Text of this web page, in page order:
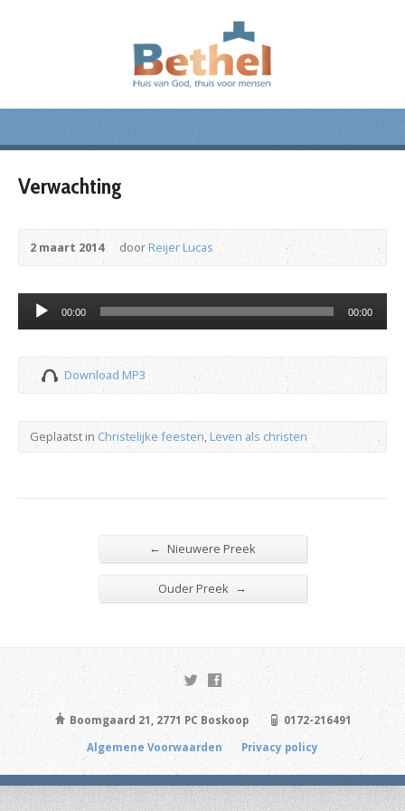
Verwachting
2 maart 2014 doorReijer Lucas
Audiospeler
00:00 00:00
Download MP3
Geplaatst inChristelijke feesten,Leven als christen
← Nieuwere Preek
Ouder Preek →
Boomgaard 21, 2771 PC Boskoop
0172-216491
Algemene Voorwaarden
Privacy policy